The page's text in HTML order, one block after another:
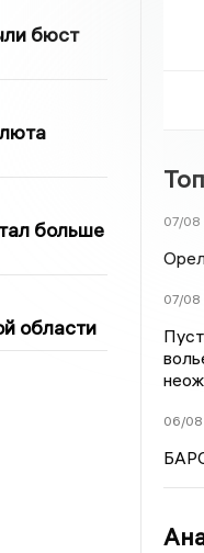
бюст
больше
области
07/08
07/08
06/08